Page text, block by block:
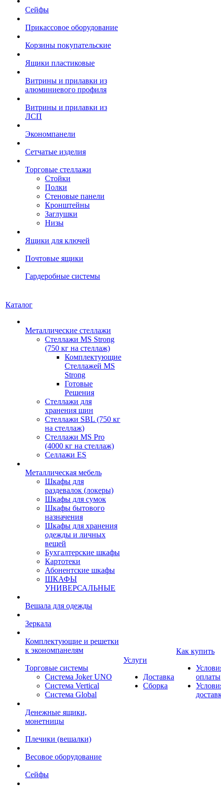
Сейфы
Прикассовое оборудование
Корзины покупательские
Ящики пластиковые
Витрины и прилавки из
алюминиевого профиля
Витрины и прилавки из
ЛСП
Экономпанели
Сетчатые изделия
Торговые стеллажи
Стойки
Полки
Стеновые панели
Кронштейны
Заглушки
Низы
Ящики для ключей
Почтовые ящики
Гардеробные системы
Каталог
Металлические стеллажи
Стеллажи MS Strong
(750 кг на стеллаж)
Комплектующие
Стеллажей MS
Strong
Готовые
Решения
Стеллажи для
хранения шин
Стеллажи SBL (750 кг
на стеллаж)
Стеллажи MS Pro
(4000 кг на стеллаж)
Селлажи ES
Металлическая мебель
Шкафы для
раздевалок (локеры)
Шкафы для сумок
Шкафы бытового
назначения
Шкафы для хранения
одежды и личных
вещей
Бухгалтерские шкафы
Картотеки
Абонентские шкафы
ШКАФЫ
УНИВЕРСАЛЬНЫЕ
Вешала для одежды
Зеркала
Комплектующие и решетки
к экономпанелям
Торговые системы
Система Joker UNO
Система Vertical
Система Global
Денежные ящики,
монетницы
Плечики (вешалки)
Весовое оборудование
Сейфы
Услуги
Доставка
Сборка
Как купить
оплаты